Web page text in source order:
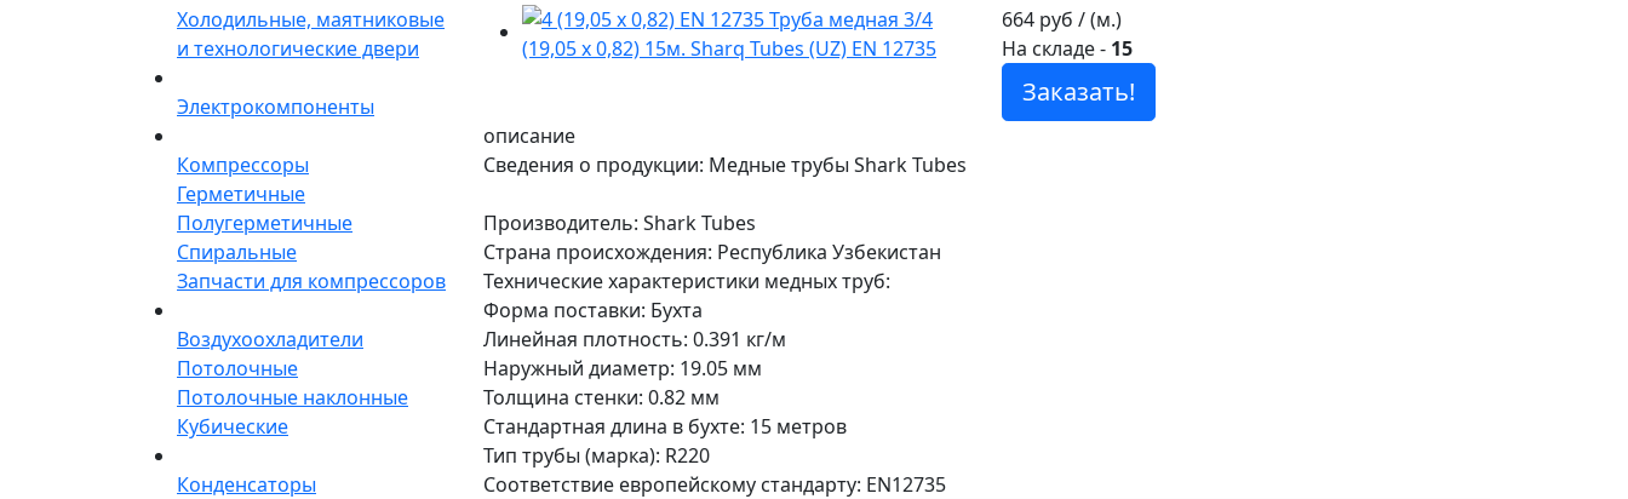
Холодильные, маятниковые
и технологические двери
Электрокомпоненты
Компрессоры
Герметичные
Полугерметичные
Спиральные
Запчасти для компрессоров
Воздухоохладители
Потолочные
Потолочные наклонные
Кубические
Конденсаторы
664 руб / (м.)
На складе- 15
Заказать!
описание
Сведения о продукции: Медные трубы Shark Tubes
Производитель: Shark Tubes
Страна происхождения: Республика Узбекистан
Технические характеристики медных труб:
Форма поставки: Бухта
Линейная плотность: 0.391 кг/м
Наружный диаметр: 19.05 мм
Толщина стенки: 0.82 мм
Стандартная длина в бухте: 15 метров
Тип трубы (марка): R220
Соответствие европейскому стандарту: EN12735